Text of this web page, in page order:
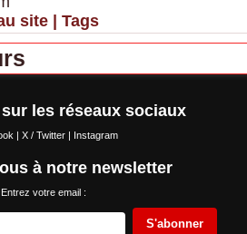
site Tags
les réseaux sociaux
X / Twitter Instagram
à notre newsletter
Entrez votre email :
S'abonner